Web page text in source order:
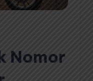
Nomor